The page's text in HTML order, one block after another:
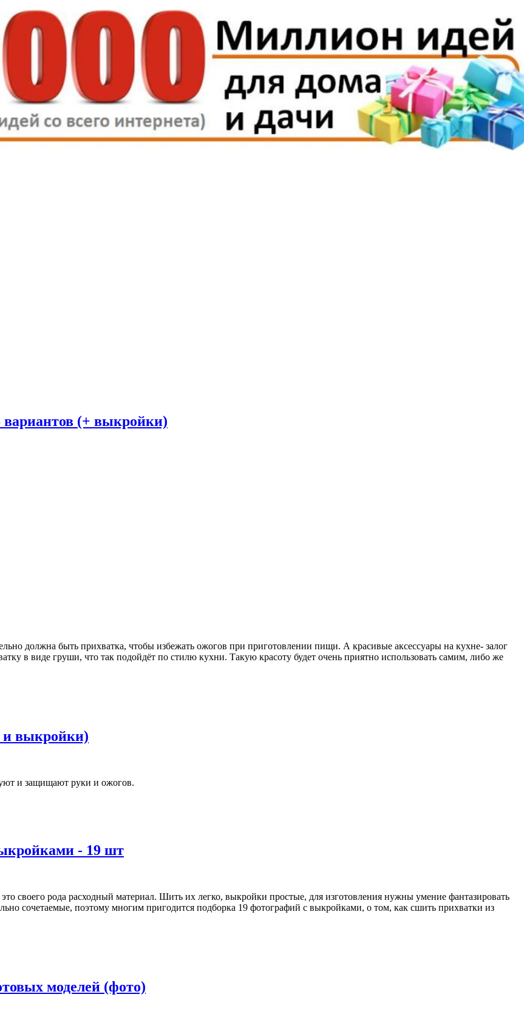
(+ выкройки)
должна быть прихватка, чтобы избежать ожогов при приготовлении пищи. А красивые аксессуары на кухне- залог
в виде груши, что так подойдёт по стилю кухни. Такую красоту будет очень приятно использовать самим, либо же
и выкройки)
и защищают руки и ожогов.
- 19 шт
своего рода расходный материал. Шить их легко, выкройки простые, для изготовления нужны умение фантазировать
сочетаемые, поэтому многим пригодится подборка 19 фотографий с выкройками, о том, как сшить прихватки из
моделей (фото)